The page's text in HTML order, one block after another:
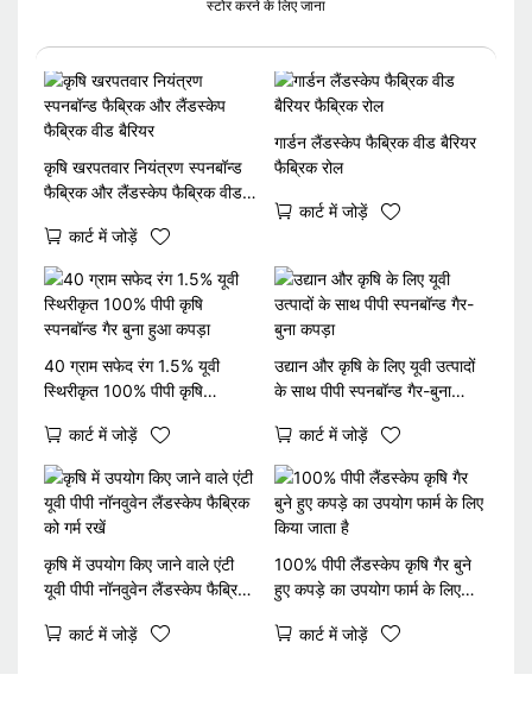
स्टोर करने के लिए जाना
कृषि खरपतवार नियंत्रण स्पनबॉन्ड
फैब्रिक और लैंडस्केप फैब्रिक वीड
कार्ट में जोड़ें
गार्डन लैंडस्केप फैब्रिक वीड बैरियर
फैब्रिक रोल
कार्ट में जोड़ें
40 ग्राम सफेद रंग 1.5% यूवी
स्थिरीकृत 100% पीपी कृषि
कार्ट में जोड़ें
उद्यान और कृषि के लिए यूवी उत्पादों
के साथ पीपी स्पनबॉन्ड गैर-बुना
कार्ट में जोड़ें
कृषि में उपयोग किए जाने वाले एंटी
यूवी पीपी नॉनवुवेन लैंडस्केप फैब्रिक
कार्ट में जोड़ें
100% पीपी लैंडस्केप कृषि गैर बुने
हुए कपड़े का उपयोग फार्म के लिए
कार्ट में जोड़ें